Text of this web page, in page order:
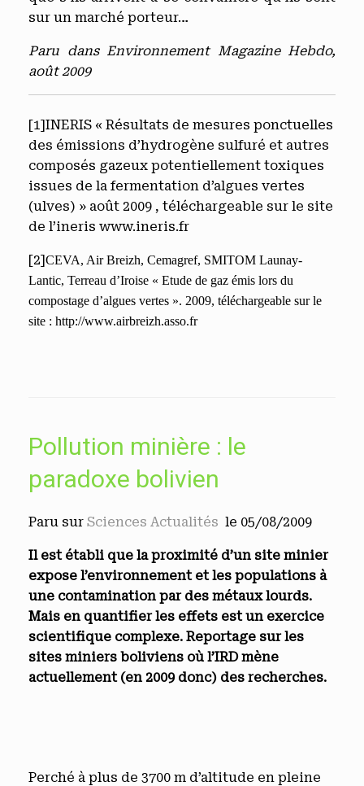
sur un marché porteur…
Paru dans Environnement Magazine Hebdo,
août 2009
[1]INERIS « Résultats de mesures ponctuelles
des émissions d’hydrogène sulfuré et autres
composés gazeux potentiellement toxiques
issues de la fermentation d’algues vertes
(ulves) » août 2009 , téléchargeable sur le site
de l’ineris www.ineris.fr
[2]CEVA, Air Breizh, Cemagref, SMITOM Launay-
Lantic, Terreau d’Iroise « Etude de gaz émis lors du
compostage d’algues vertes ». 2009, téléchargeable sur le
site : http://www.airbreizh.asso.fr
Pollution minière : le
paradoxe bolivien
Paru sur Sciences Actualités le 05/08/2009
Il est établi que la proximité d’un site minier
expose l’environnement et les populations à
une contamination par des métaux lourds.
Mais en quantifier les effets est un exercice
scientifique complexe. Reportage sur les
sites miniers boliviens où l’IRD mène
actuellement (en 2009 donc) des recherches.
Perché à plus de 3700 m d’altitude en pleine